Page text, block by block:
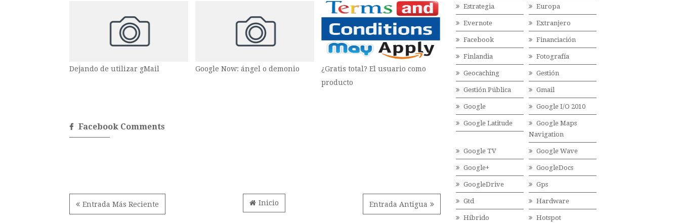
Dejando de utilizar gMail Google Now: ángel o demonio
¿Gratis total? El usuario como
producto
Facebook Comments
Entrada Más Reciente Entrada Antigua
Inicio
Estrategia Europa
Evernote Extranjero
Facebook Financiación
Finlandia Fotografía
Geocaching Gestión
Gestión Pública Gmail
Google Google I/O 2010
Google Latitude
Google Maps
Navigation
Google TV Google Wave
Google+ GoogleDocs
GoogleDrive Gps
Gtd Hardware
Híbrido Hotspot